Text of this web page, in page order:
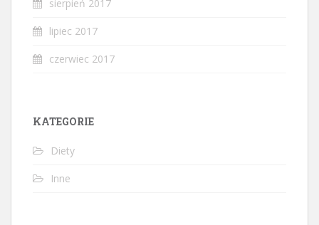
sierpień 2017
lipiec 2017
czerwiec 2017
KATEGORIE
Diety
Inne